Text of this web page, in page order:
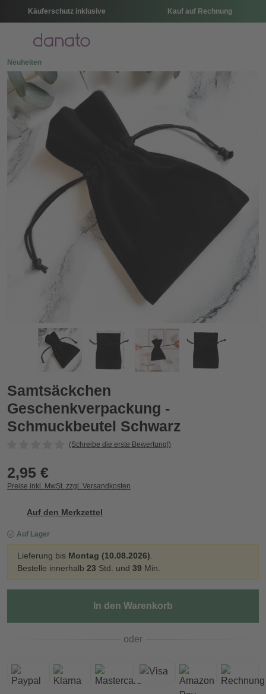
Käuferschutz inklusive Kauf auf Rechnung
Menü
Neuheiten
Samtsäckchen Geschenkverpackung - Schmuckbeutel
Samtsäckchen
Geschenkverpackung -
Schmuckbeutel Schwarz
(Schreibe die erste Bewertung!)
2,95 €
Preise inkl. MwSt. zzgl. Versandkosten
Auf den Merkzettel
Auf Lager
Lieferung bis Montag (10.08.2026).
Bestelle innerhalb 23 Std. und 39 Min.
In den Warenkorb
oder